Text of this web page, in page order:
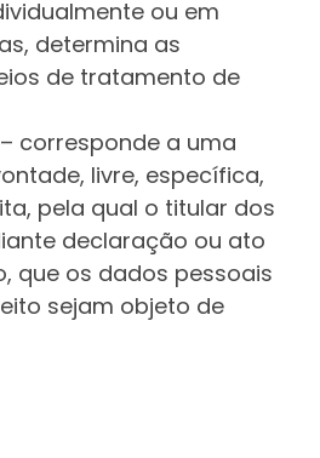
ou em
determina as
de tratamento de
corresponde a uma
livre, específica,
pela qual o titular dos
declaração ou ato
que os dados pessoais
sejam objeto de